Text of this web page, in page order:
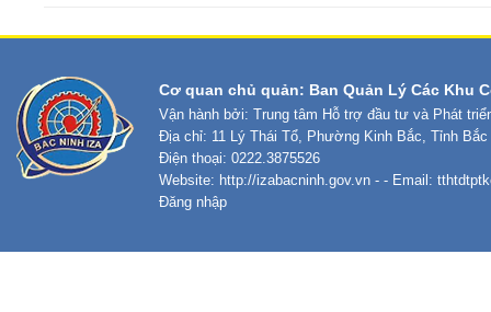
Cơ quan chủ quản: Ban Quản Lý Các Khu
Vận hành bởi: Trung tâm Hỗ trợ đầu tư và Phát
Địa chỉ: 11 Lý Thái Tổ, Phường Kinh Bắc, Tỉnh Bắc
Điện thoại: 0222.3875526
Website: http://izabacninh.gov.vn - - Email:
Đăng nhập